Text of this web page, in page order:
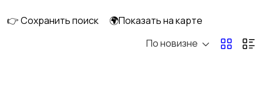
Добыча сырья,
👉 Сохранить поиск
🌍Показать на карте
По новизне